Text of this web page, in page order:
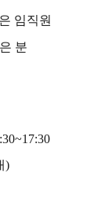
임직원
분
)